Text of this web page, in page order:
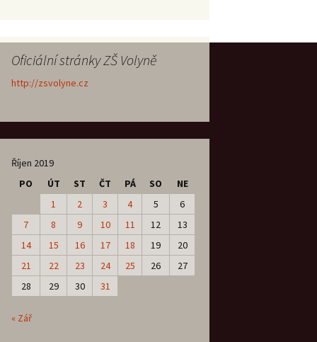
Oficiální stránky ZŠ Volyně
http://zsvolyne.cz
Říjen 2019
PO
ÚT ST ČT PÁ SO
NE
1
2 3 4 5
6
7
8 9 10 11 12
13
14
15 16 17 18 19
20
21
22 23 24 25 26
27
28
29 30 31
« Zář